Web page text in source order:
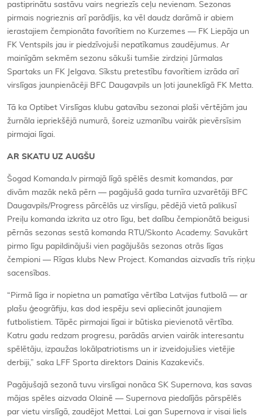
pastiprinātu sastāvu vairs negriezīs ceļu nevienam. Sezonas
pirmais nogrieznis arī parādījis, ka vēl daudz darāmā ir abiem
ierastajiem čempionāta favorītiem no Kurzemes — FK Liepāja un
FK Ventspils jau ir piedzīvojuši nepatīkamus zaudējumus. Ar
mainīgām sekmēm sezonu sākuši tumšie zirdziņi Jūrmalas
Spartaks un FK Jelgava. Sīkstu pretestību favorītiem izrāda arī
virslīgas jaunpienācēji BFC Daugavpils un ļoti jauneklīgā FK Metta.
Tā ka Optibet Virslīgas klubu gatavību sezonai plaši vērtējām jau
žurnāla iepriekšējā numurā, šoreiz uzmanību vairāk pievērsīsim
pirmajai līgai.
AR SKATU UZ AUGŠU
Šogad Komanda.lv pirmajā līgā spēlēs desmit komandas, par
divām mazāk nekā pērn — pagājušā gada turnīra uzvarētāji BFC
Daugavpils/Progress pārcēlās uz virslīgu, pēdējā vietā palikusī
Preiļu komanda izkrita uz otro līgu, bet dalību čempionātā beigusi
pērnās sezonas sestā komanda RTU/Skonto Academy. Savukārt
pirmo līgu papildinājuši vien pagājušās sezonas otrās līgas
čempioni — Rīgas klubs New Project. Komandas aizvadīs trīs riņķu
sacensības.
“Pirmā līga ir nopietna un pamatīga vērtība Latvijas futbolā — ar
plašu ģeogrāfiju, kas dod iespēju sevi apliecināt jaunajiem
futbolistiem. Tāpēc pirmajai līgai ir būtiska pievienotā vērtība.
Katru gadu redzam progresu, parādās arvien vairāk interesantu
spēlētāju, izpaužas lokālpatriotisms un ir izveidojušies vietējie
derbiji,” saka LFF Sporta direktors Dainis Kazakevičs.
Pagājušajā sezonā tuvu virslīgai nonāca SK Supernova, kas savas
mājas spēles aizvada Olainē — Supernova piedalījās pārspēlēs
par vietu virslīgā, zaudējot Mettai. Lai gan Supernova ir visai liels